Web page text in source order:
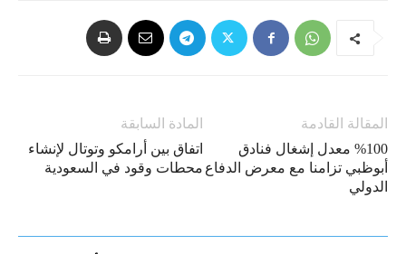
المادة السابقة
اتفاق بين أرامكو وتوتال لإنشاء
محطات وقود في السعودية
المقالة القادمة
%100 معدل إشغال فنادق
أبوظبي تزامنا مع معرض الدفاع
الدولي